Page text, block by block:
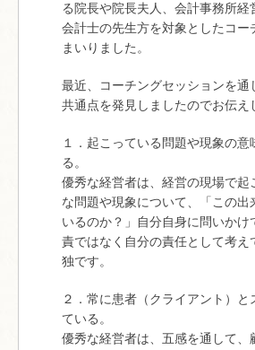
る院長や院長夫人、会計事務所経
会計士の先生方を対象としたコー
まいりました。
最近、コーチングセッションを通
共通点を発見しましたのでお伝え
１．起こっている問題や現象の
る。
優秀な経営者は、経営の現場で起
な問題や現象について、「この出
いるのか？」自分自身に問いかけ
責ではなく自分の責任として考え
独です。
２．常に患者（クライアント）と
ている。
優秀な経営者は、五感を通して、